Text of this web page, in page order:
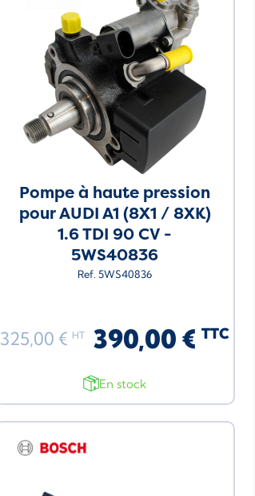
Pompe à haute pression
pour AUDI A1 (8X1 / 8XK)
1.6 TDI 90 CV -
5WS40836
Ref. 5WS40836
325,00 € HT 390,00 € TTC
En stock